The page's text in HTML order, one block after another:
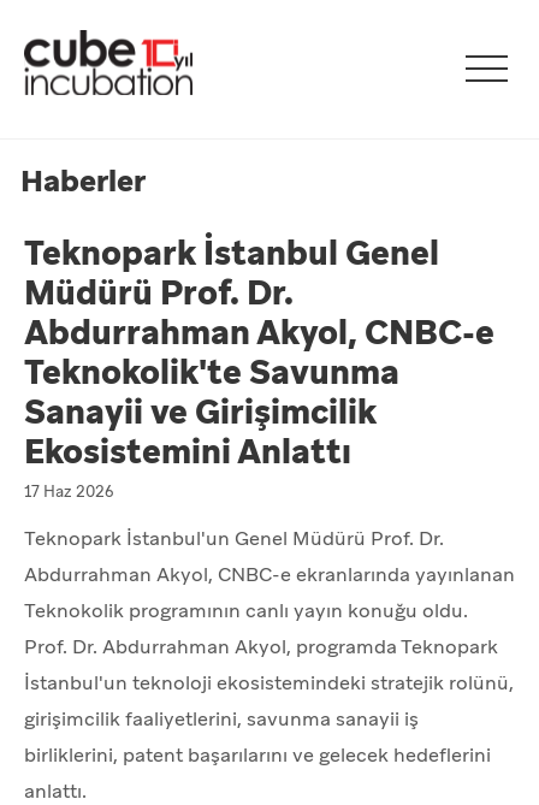
Haberler
Teknopark İstanbul Genel
Müdürü Prof. Dr.
Abdurrahman Akyol, CNBC-e
Teknokolik'te Savunma
Sanayii ve Girişimcilik
Ekosistemini Anlattı
17 Haz 2026
Teknopark İstanbul'un Genel Müdürü Prof. Dr.
Abdurrahman Akyol, CNBC-e ekranlarında yayınlanan
Teknokolik programının canlı yayın konuğu oldu.
Prof. Dr. Abdurrahman Akyol, programda Teknopark
İstanbul'un teknoloji ekosistemindeki stratejik rolünü,
girişimcilik faaliyetlerini, savunma sanayii iş
birliklerini, patent başarılarını ve gelecek hedeflerini
anlattı.